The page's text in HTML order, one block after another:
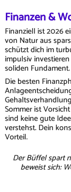
Finanzen &
Finanziell ist 2026
von Natur aus
schützt dich im
impulsiv
soliden Fundament.
Die besten
Sommer ist
sind keine gute
verstehst. Dein
Vorteil.
Der Büffel spart
beweist sich: